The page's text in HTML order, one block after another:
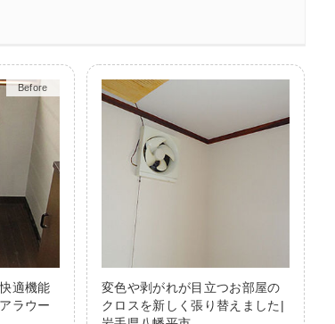
Before
After
適機能
ラウー
変色や剥がれが目立つお部屋の
クロスを新しく張り替えました|